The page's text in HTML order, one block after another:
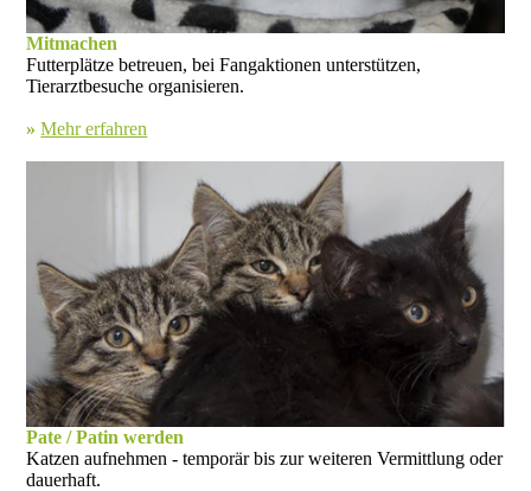
Mitmachen
Futterplätze betreuen, bei Fangaktionen unterstützen,
Tierarztbesuche organisieren.
» Mehr erfahren
Pate / Patin werden
Katzen aufnehmen - temporär bis zur weiteren Vermittlung oder
dauerhaft.